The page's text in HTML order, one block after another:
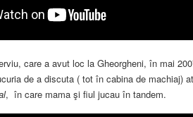
care a avut loc la Gheorgheni, în mai
de a discuta ( tot în cabina de machiaj)
, în care mama şi fiul jucau în tandem.